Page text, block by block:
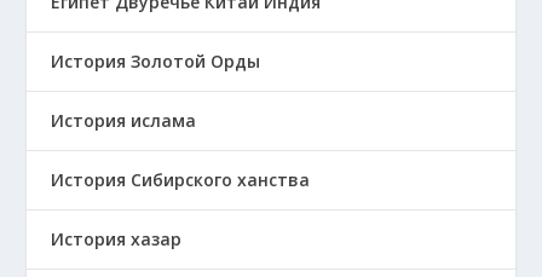
История Золотой Орды
История ислама
История Сибирского ханства
История хазар